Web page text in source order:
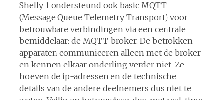
Shelly 1 ondersteund ook basic MQTT
(Message Queue Telemetry Transport) voor
betrouwbare verbindingen via een centrale
bemiddelaar: de MQTT-broker. De betrokken
apparaten communiceren alleen met de broker
en kennen elkaar onderling verder niet. Ze
hoeven de ip-adressen en de technische
details van de andere deelnemers dus niet te